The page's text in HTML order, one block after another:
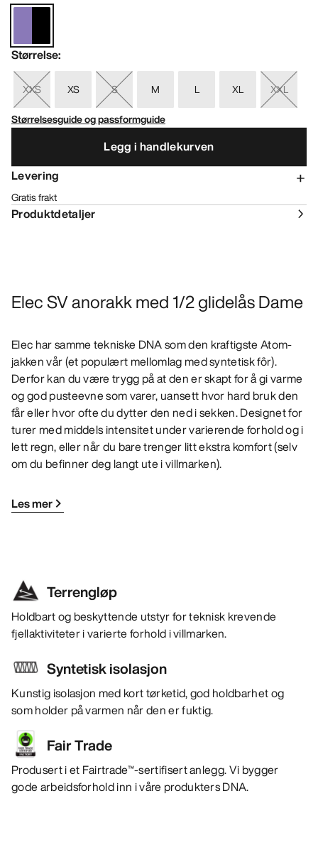
Størrelse:
XXS XS S M L XL
XXL
Størrelsesguide og passformguide
Legg i handlekurven
Levering
Gratis frakt
Produktdetaljer
Elec SV anorakk med 1/2 glidelås Dame
Elec har samme tekniske DNA som den kraftigste Atom-
jakken vår (et populært mellomlag med syntetisk fôr).
Derfor kan du være trygg på at den er skapt for å gi varme
og god pusteevne som varer, uansett hvor hard bruk den
får eller hvor ofte du dytter den ned i sekken. Designet for
turer med middels intensitet under varierende forhold og i
lett regn, eller når du bare trenger litt ekstra komfort (selv
om du befinner deg langt ute i villmarken).
Les mer
Terrengløp
Holdbart og beskyttende utstyr for teknisk krevende
fjellaktiviteter i varierte forhold i villmarken.
Syntetisk isolasjon
Kunstig isolasjon med kort tørketid, god holdbarhet og
som holder på varmen når den er fuktig.
Fair Trade
Produsert i et Fairtrade™-sertifisert anlegg. Vi bygger
gode arbeidsforhold inn i våre produkters DNA.